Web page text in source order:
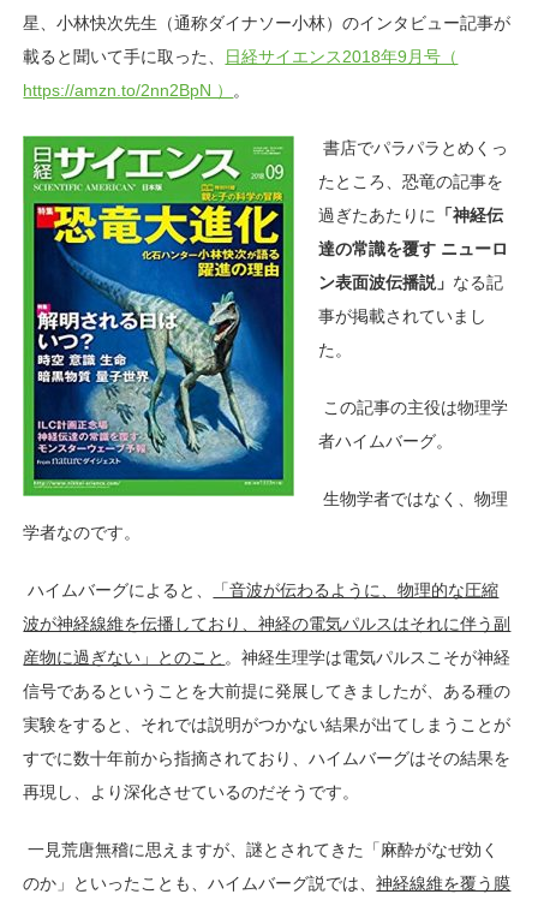
星、小林快次先生（通称ダイナソー小林）のインタビュー記事が
載ると聞いて手に取った、 日経サイエンス2018年9月号（
https://amzn.to/2nn2BpN ） 。
書店でパラパラとめくっ
たところ、恐竜の記事を
過ぎたあたりに
「神経伝
達の常識を覆す ニューロ
ン表面波伝播説」 なる記
事が掲載されていまし
た。
この記事の主役は物理学
者ハイムバーグ。
生物学者ではなく、物理
学者なのです。
ハイムバーグによると、
「音波が伝わるように、物理的な圧縮
波が神経線維を伝播しており、神経の電気パルスはそれに伴う副
産物に過ぎない」とのこと 。神経生理学は電気パルスこそが神経
信号であるということを大前提に発展してきましたが、ある種の
実験をすると、それでは説明がつかない結果が出てしまうことが
すでに数十年前から指摘されており、ハイムバーグはその結果を
再現し、より深化させているのだそうです。
一見荒唐無稽に思えますが、謎とされてきた「麻酔がなぜ効く
のか」といったことも、ハイムバーグ説では、神経線維を覆う膜